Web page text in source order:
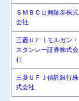
ＳＭＢＣ日興証券株式
会社
三菱ＵＦＪモルガン・
スタンレー証券株式会
社
三菱ＵＦＪ信託銀行株
式会社